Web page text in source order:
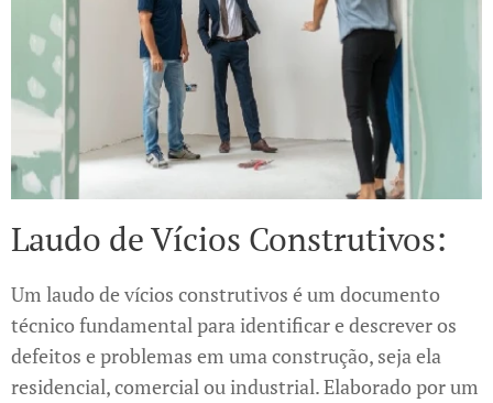
Laudo de Vícios Construtivos:
Um laudo de vícios construtivos é um documento
técnico fundamental para identificar e descrever os
defeitos e problemas em uma construção, seja ela
residencial, comercial ou industrial. Elaborado por um